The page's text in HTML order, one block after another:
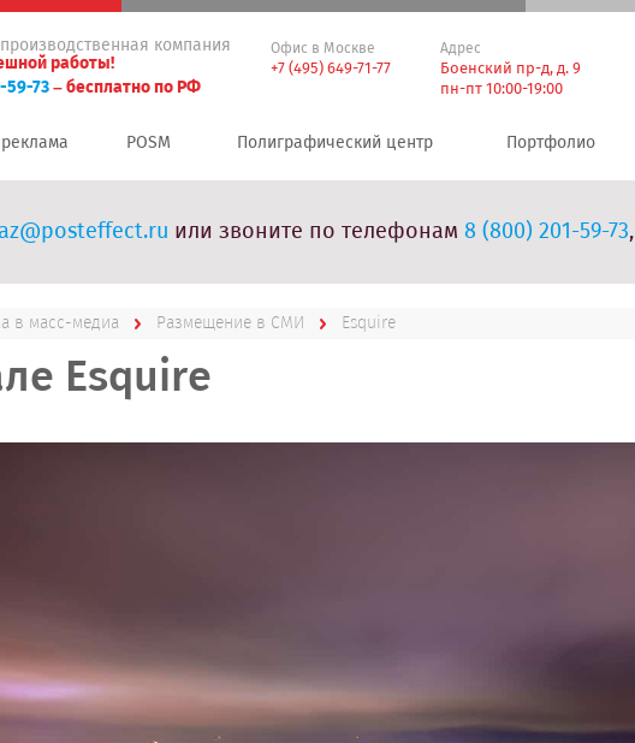
компания
работы!
59-73– бесплатно по РФ
Офис в Москве
+7 (495) 649-71-77
Адрес
Боенский пр-д, д. 9
пн-пт 10:00-19:00
POSM Полиграфический центр Портфолио
или звоните по телефонам 8 (800) 201-59-73,
в масс-медиа Размещение в СМИ Esquire
Esquire